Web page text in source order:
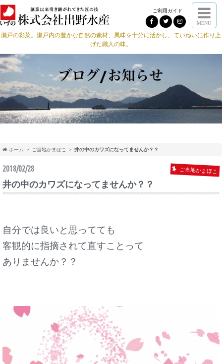
ご利用ガイド
MENU
瀬戸の彩菜。瀬戸内の豊かな自然の素材、風味を十分に活かし、ていねいに作り上
げた職人の味。
ホーム ご当地かまぼこ 井の中のカワズになってませんか？？
2018/02/28 ご当地かまぼこ
井の中のカワズになってませんか？？
自分では良いと思ってても
客観的に指摘されて直すことって
ありませんか？？